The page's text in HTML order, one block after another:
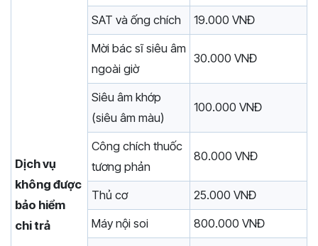
Dịch vụ
không được
bảo hiểm
chi trả
SAT và ống chích
19.000 VNĐ
Mời bác sĩ siêu âm
ngoài giờ
30.000 VNĐ
Siêu âm khớp
(siêu âm màu)
100.000 VNĐ
Công chích thuốc
tương phản
80.000 VNĐ
Thủ cơ
25.000 VNĐ
Máy nội soi
800.000 VNĐ